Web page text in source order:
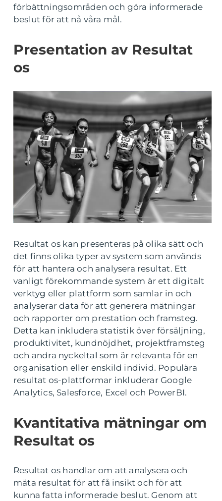
förbättningsområden och göra informerade
beslut för att nå våra mål.
Presentation av Resultat
os
Resultat os kan presenteras på olika sätt och
det finns olika typer av system som används
för att hantera och analysera resultat. Ett
vanligt förekommande system är ett digitalt
verktyg eller plattform som samlar in och
analyserar data för att generera mätningar
och rapporter om prestation och framsteg.
Detta kan inkludera statistik över försäljning,
produktivitet, kundnöjdhet, projektframsteg
och andra nyckeltal som är relevanta för en
organisation eller enskild individ. Populära
resultat os-plattformar inkluderar Google
Analytics, Salesforce, Excel och PowerBI.
Kvantitativa mätningar om
Resultat os
Resultat os handlar om att analysera och
mäta resultat för att få insikt och för att
kunna fatta informerade beslut. Genom att